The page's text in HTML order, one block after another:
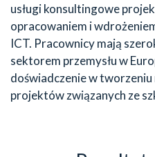
usługi konsultingowe
opracowaniem i
ICT. Pracownicy mają
sektorem przemysłu w
doświadczenie w
projektów związanych ze